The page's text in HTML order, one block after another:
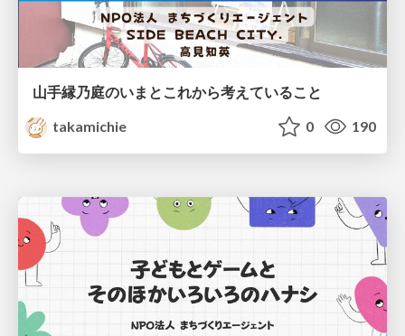
山手縁乃庭のいまとこれから考えていること
takamichie
0 190